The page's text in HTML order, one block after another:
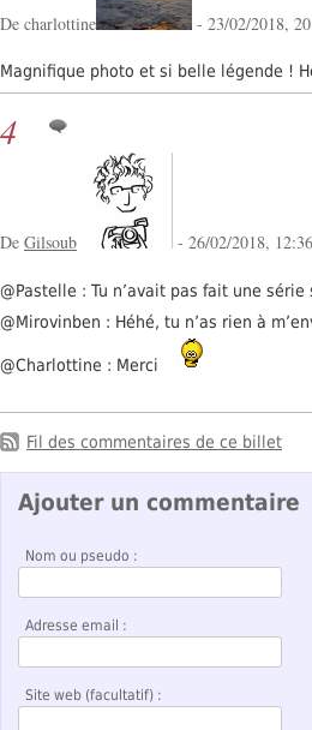
De charlottine - 23/02/2018,
Magnifique photo et si belle légende !
4
De Gilsoub - 26/02/2018, 12:36
@Pastelle : Tu n’avait pas fait une
@Mirovinben : Héhé, tu n’as rien à
@Charlottine : Merci
Fil des commentaires de ce billet
Ajouter un commentaire
Nom ou pseudo :
Adresse email :
Site web (facultatif) :